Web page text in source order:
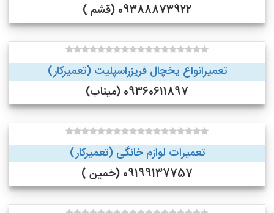
09388873922 (قشم )
تعمیرانواع یخچال فریزراسپلیت (تعمیرکار)
09360611897 (میناب)
تعمیرات لوازم خانگی (تعمیرکار)
09199137757 (خمین )